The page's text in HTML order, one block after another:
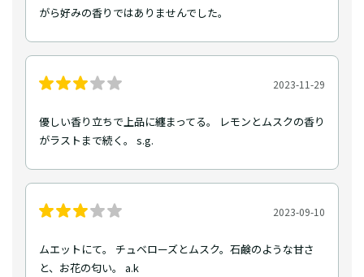
がら好みの香りではありませんでした。
2023-11-29
優しい香り立ちで上品に纏まってる。 レモンとムスクの香り
がラストまで続く。 s.g.
2023-09-10
ムエットにて。 チュベローズとムスク。石鹸のような甘さ
と、お花の匂い。 a.k